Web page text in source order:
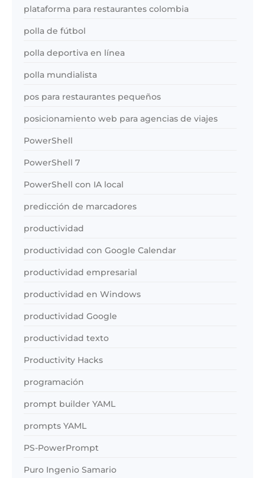
plataforma para restaurantes colombia
polla de fútbol
polla deportiva en línea
polla mundialista
pos para restaurantes pequeños
posicionamiento web para agencias de viajes
PowerShell
PowerShell 7
PowerShell con IA local
predicción de marcadores
productividad
productividad con Google Calendar
productividad empresarial
productividad en Windows
productividad Google
productividad texto
Productivity Hacks
programación
prompt builder YAML
prompts YAML
PS-PowerPrompt
Puro Ingenio Samario